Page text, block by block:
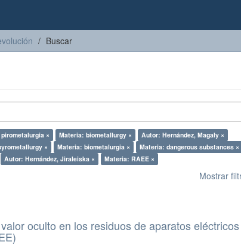
Buscar
× Materia: biometallurgy ×
Autor: Hernández, Magaly ×
× Materia: biometalurgia ×
Materia: dangerous substances ×
Autor: Hernández, Jiraleiska × Materia: RAEE ×
Mostrar
oculto en los residuos de aparatos